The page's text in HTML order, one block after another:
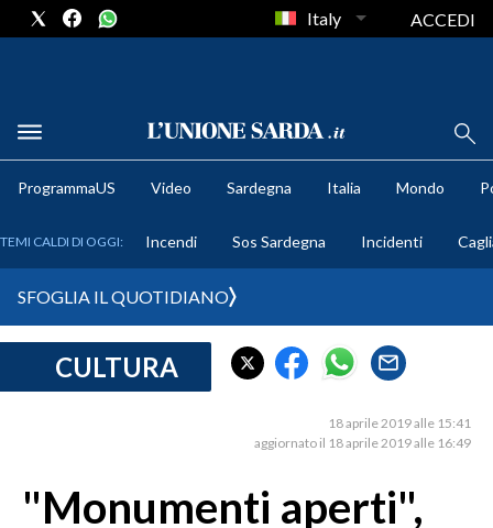
METEO
CRONACA SARDEGNA
MEDIO CAMPIDANO
Italy ACCEDI
ProgrammaUS Video Sardegna Italia Mondo
TEMI CALDI DI OGGI: Incendi Sos Sardegna Incidenti
SFOGLIA IL QUOTIDIANO
CULTURA
18 aprile 2019 alle 15:41
aggiornato il 18 aprile 2019 alle 16:49
"Monumenti aperti",